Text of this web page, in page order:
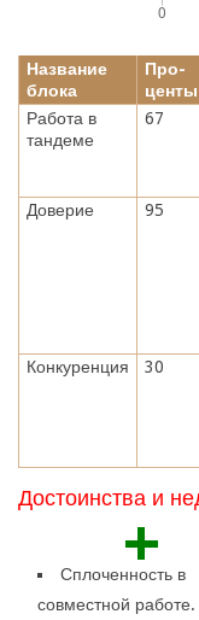
Название
блока
Про-
центы
Работа в
тандеме
67
Доверие
95
Конкуренция
30
Достоинства и
+
Сплоченность в
совместной